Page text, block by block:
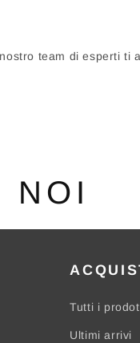
team di esperti ti
NOI
Tutti i
Ultimi arrivi